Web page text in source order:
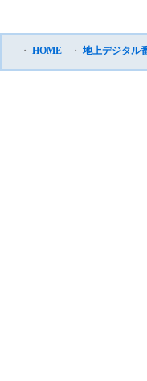
・ HOME ・ 地上デジタル